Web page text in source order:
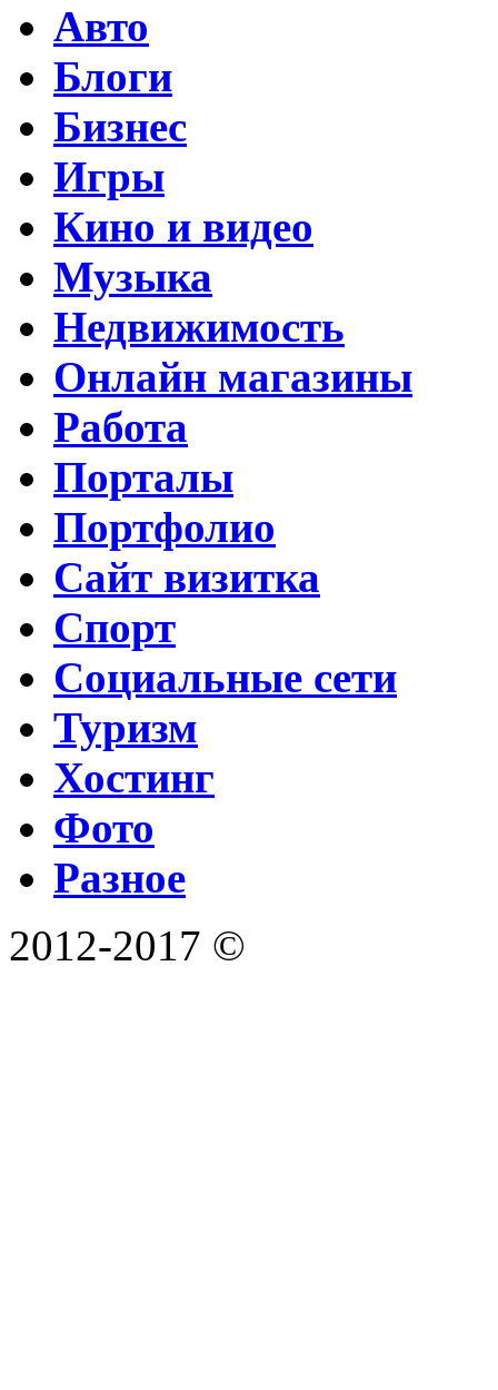
Авто
Блоги
Бизнес
Игры
Кино и видео
Музыка
Недвижимость
Онлайн магазины
Работа
Порталы
Портфолио
Сайт визитка
Спорт
Социальные сети
Туризм
Хостинг
Фото
Разное
2012-2017 ©